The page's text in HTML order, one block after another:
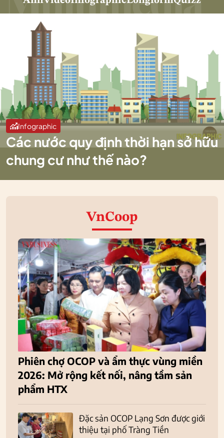
Infographic
Các nước quy định thời hạn sở hữu
chung cư như thế nào?
VnCoop
Phiên chợ OCOP và ẩm thực vùng miền
2026: Mở rộng kết nối, nâng tầm sản
phẩm HTX
Đặc sản OCOP Lạng Sơn được giới
thiệu tại phố Tràng Tiền